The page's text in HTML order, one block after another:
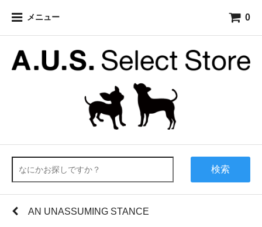
メニュー 0
検索
AN UNASSUMING STANCE